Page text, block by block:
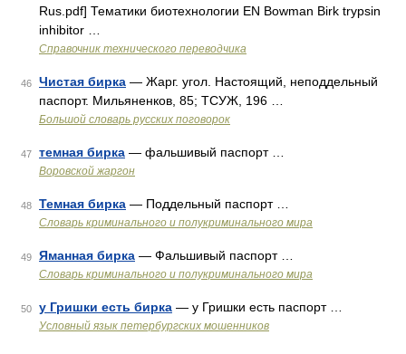
Rus.pdf] Тематики биотехнологии EN Bowman Birk trypsin
inhibitor …
Справочник технического переводчика
46 Чистая бирка — Жарг. угол. Настоящий, неподдельный
паспорт. Мильяненков, 85; ТСУЖ, 196 …
Большой словарь русских поговорок
47 темная бирка — фальшивый паспорт …
Воровской жаргон
48 Темная бирка — Поддельный паспорт …
Словарь криминального и полукриминального мира
49 Яманная бирка — Фальшивый паспорт …
Словарь криминального и полукриминального мира
50 у Гришки есть бирка — у Гришки есть паспорт …
Условный язык петербургских мошенников